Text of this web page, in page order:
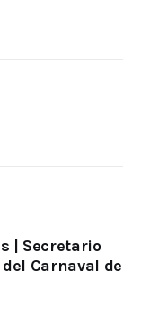
| Secretario
Carnaval de